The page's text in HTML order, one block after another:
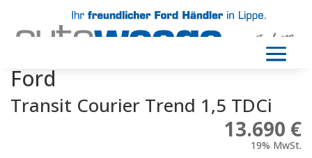
Ford
Transit Courier Trend 1,5 TDCi
13.690 €
19% MwSt.